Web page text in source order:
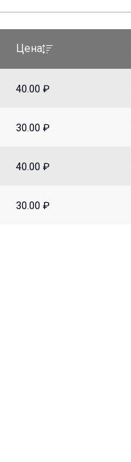
Цена
40.00 ₽
30.00 ₽
40.00 ₽
30.00 ₽